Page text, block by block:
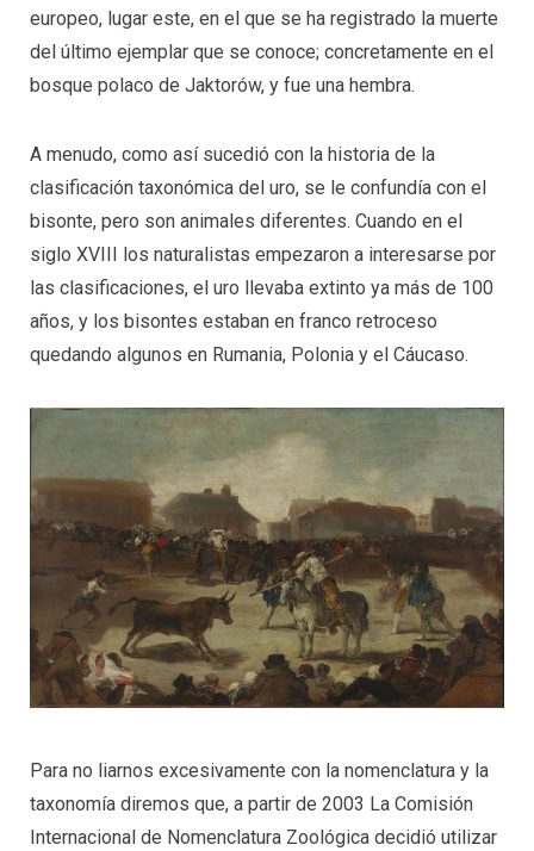
europeo, lugar este, en el que se ha registrado la muerte
del último ejemplar que se conoce; concretamente en el
bosque polaco de Jaktorów, y fue una hembra.
A menudo, como así sucedió con la historia de la
clasificación taxonómica del uro, se le confundía con el
bisonte, pero son animales diferentes. Cuando en el
siglo XVIII los naturalistas empezaron a interesarse por
las clasificaciones, el uro llevaba extinto ya más de 100
años, y los bisontes estaban en franco retroceso
quedando algunos en Rumania, Polonia y el Cáucaso.
Para no liarnos excesivamente con la nomenclatura y la
taxonomía diremos que, a partir de 2003 La Comisión
Internacional de Nomenclatura Zoológica decidió utilizar